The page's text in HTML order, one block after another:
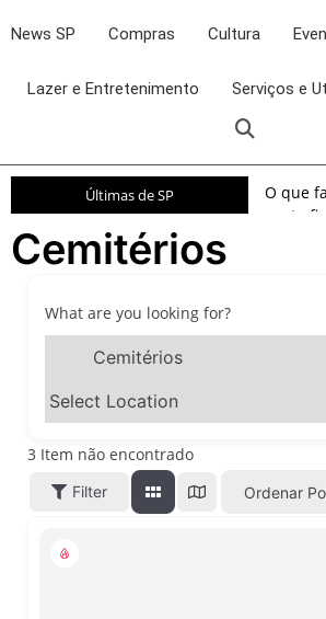
News SP Compras Cultura
Lazer e Entretenimento Serviços e
Últimas de SP
O que
neste
dias 8
pedaço
em
Cemitérios
What are you looking for?
3 Item não encontrado
Filter Ordenar